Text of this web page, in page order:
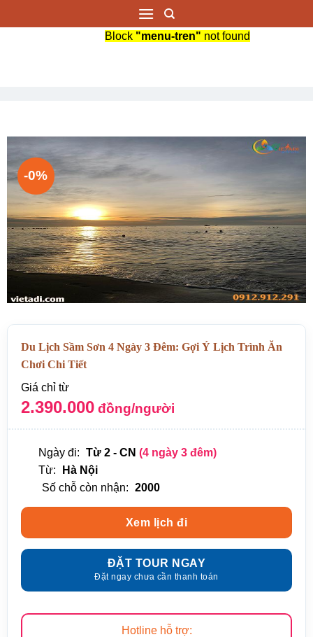
qua
Block "menu-tren" not found
-0%
Du Lịch Sầm Sơn 4 Ngày 3 Đêm: Gợi Ý Lịch Trình Ăn
Chơi Chi Tiết
Giá chỉ từ
2.390.000 đồng/người
Ngày đi: Từ 2 - CN (4 ngày 3 đêm)
Từ:
Hà Nội
Số chỗ còn nhận: 2000
Xem lịch đi
ĐẶT TOUR NGAY
Đặt ngay chưa cần thanh toán
Hotline hỗ trợ: